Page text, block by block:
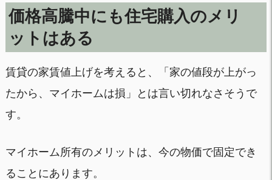
価格高騰中にも住宅購入のメリ
ットはある
賃貸の家賃値上げを考えると、「家の値段が上がっ
たから、マイホームは損」とは言い切れなさそうで
す。
マイホーム所有のメリットは、今の物価で固定でき
ることにあります。